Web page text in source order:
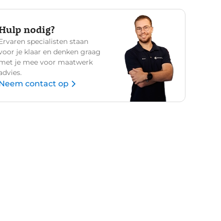
nodig?
specialisten staan
je klaar en denken graag
je mee voor maatwerk
contact op